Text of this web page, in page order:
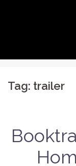
Tag: trailer